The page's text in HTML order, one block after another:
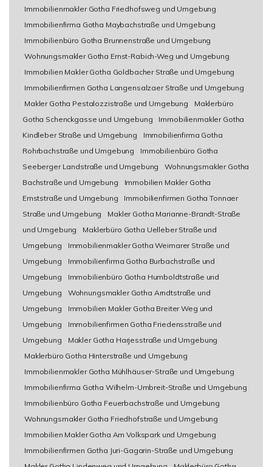
Immobilienmakler Gotha Friedhofsweg und Umgebung
Immobilienfirma Gotha Maybachstraße und Umgebung
Immobilienbüro Gotha Brunnenstraße und Umgebung
Wohnungsmakler Gotha Ernst-Rabich-Weg und Umgebung
Immobilien Makler Gotha Goldbacher Straße und Umgebung
Immobilienfirmen Gotha Langensalzaer Straße und Umgebung
Makler Gotha Pestalozzistraße und Umgebung
Maklerbüro
Gotha Schenckgasse und Umgebung
Immobilienmakler Gotha
Kindleber Straße und Umgebung
Immobilienfirma Gotha
Rohrbachstraße und Umgebung
Immobilienbüro Gotha
Seeberger Landstraße und Umgebung
Wohnungsmakler Gotha
Bachstraße und Umgebung
Immobilien Makler Gotha
Ernststraße und Umgebung
Immobilienfirmen Gotha Tonnaer
Straße und Umgebung
Makler Gotha Marianne-Brandt-Straße
und Umgebung
Maklerbüro Gotha Uelleber Straße und
Umgebung
Immobilienmakler Gotha Weimarer Straße und
Umgebung
Immobilienfirma Gotha Burbachstraße und
Umgebung
Immobilienbüro Gotha Humboldtstraße und
Umgebung
Wohnungsmakler Gotha Arndtstraße und
Umgebung
Immobilien Makler Gotha Breiter Weg und
Umgebung
Immobilienfirmen Gotha Friedensstraße und
Umgebung
Makler Gotha Harjesstraße und Umgebung
Maklerbüro Gotha Hinterstraße und Umgebung
Immobilienmakler Gotha Mühlhäuser-Straße und Umgebung
Immobilienfirma Gotha Wilhelm-Umbreit-Straße und Umgebung
Immobilienbüro Gotha Feuerbachstraße und Umgebung
Wohnungsmakler Gotha Friedhofstraße und Umgebung
Immobilien Makler Gotha Am Volkspark und Umgebung
Immobilienfirmen Gotha Juri-Gagarin-Straße und Umgebung